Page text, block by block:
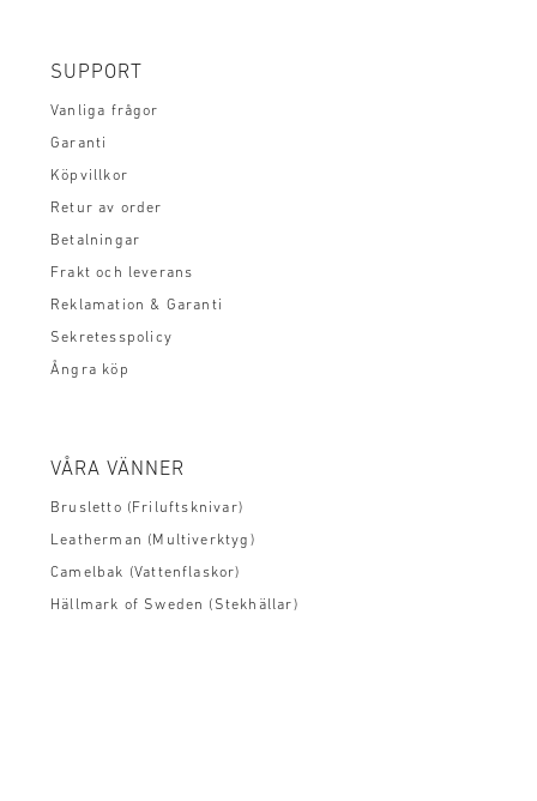
SUPPORT
Vanliga frågor
Garanti
Köpvillkor
Retur av order
Betalningar
Frakt och leverans
Reklamation & Garanti
Sekretesspolicy
Ångra köp
VÅRA VÄNNER
Brusletto (Friluftsknivar)
Leatherman (Multiverktyg)
Camelbak (Vattenflaskor)
Hällmark of Sweden (Stekhällar)